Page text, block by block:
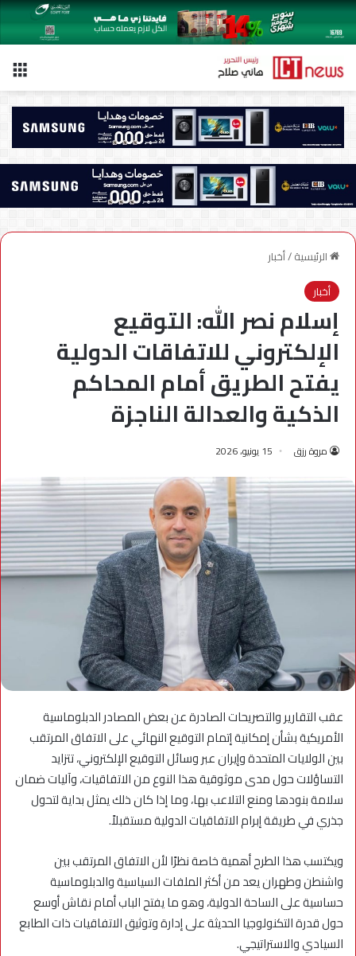
الرئيسية/أخبار
أخبار
إسلام نصر الله: التوقيع
الإلكتروني للاتفاقات الدولية
يفتح الطريق أمام المحاكم
الذكية والعدالة الناجزة
مروة رزق 15 يونيو، 2026
عقب التقارير والتصريحات الصادرة عن بعض المصادر الدبلوماسية
الأمريكية بشأن إمكانية إتمام التوقيع النهائي على الاتفاق المرتقب
بين الولايات المتحدة وإيران عبر وسائل التوقيع الإلكتروني، تتزايد
التساؤلات حول مدى موثوقية هذا النوع من الاتفاقيات، وآليات ضمان
سلامة بنودها ومنع التلاعب بها، وما إذا كان ذلك يمثل بداية لتحول
جذري في طريقة إبرام الاتفاقيات الدولية مستقبلاً.
ويكتسب هذا الطرح أهمية خاصة نظرًا لأن الاتفاق المرتقب بين
واشنطن وطهران يعد من أكثر الملفات السياسية والدبلوماسية
حساسية على الساحة الدولية، وهو ما يفتح الباب أمام نقاش أوسع
حول قدرة التكنولوجيا الحديثة على إدارة وتوثيق الاتفاقيات ذات الطابع
السيادي والاستراتيجي.